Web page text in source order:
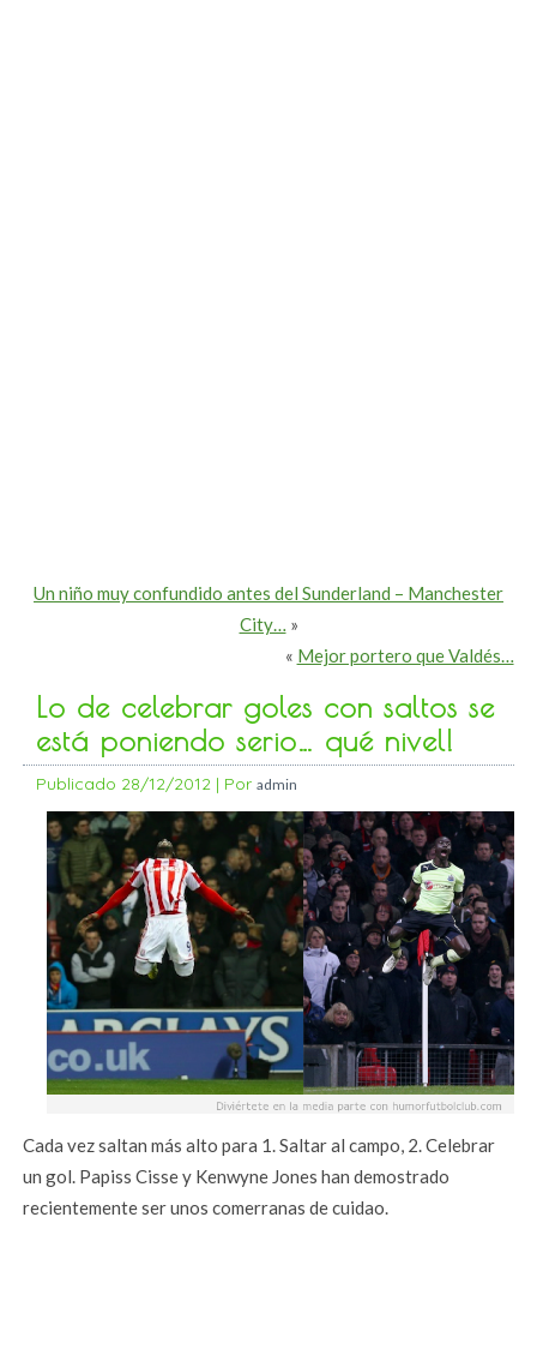
Un niño muy confundido antes del Sunderland – Manchester
City… »
« Mejor portero que Valdés…
Lo de celebrar goles con saltos se
está poniendo serio… qué nivel!
Publicado 28/12/2012 | Por admin
Cada vez saltan más alto para 1. Saltar al campo, 2. Celebrar
un gol. Papiss Cisse y Kenwyne Jones han demostrado
recientemente ser unos comerranas de cuidao.